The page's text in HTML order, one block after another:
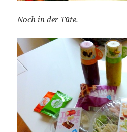
Noch in der Tüte.